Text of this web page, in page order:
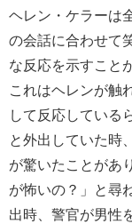
ヘレン・ケラーは
の会話に合わせて
な反応を示すこと
これはヘレンが触
して反応している
と外出していた時
が驚いたことがあ
が怖いの？」と尋
出時、警官が男性